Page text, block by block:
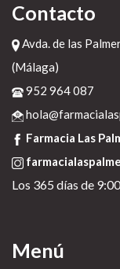
Contacto
Avda. de las
(Málaga)
952 964 087
Farmacia Las
Los 365 días de
Menú